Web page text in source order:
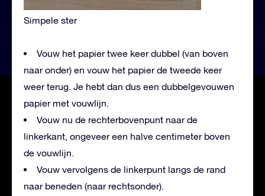
Simpele ster
Vouw het papier twee keer dubbel (van boven
naar onder) en vouw het papier de tweede keer
weer terug. Je hebt dan dus een dubbelgevouwen
papier met vouwlijn.
Vouw nu de rechterbovenpunt naar de
linkerkant, ongeveer een halve centimeter boven
de vouwlijn.
Vouw vervolgens de linkerpunt langs de rand
naar beneden (naar rechtsonder).